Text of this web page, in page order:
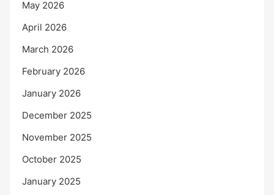
May 2026
April 2026
March 2026
February 2026
January 2026
December 2025
November 2025
October 2025
January 2025